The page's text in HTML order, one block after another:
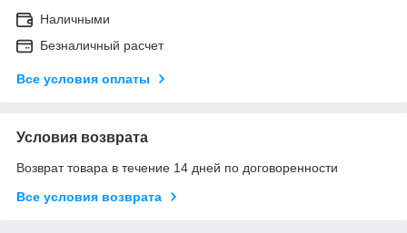
Наличными
Безналичный расчет
Все условия оплаты
Условия возврата
Возврат товара в течение 14 дней по договоренности
Все условия возврата